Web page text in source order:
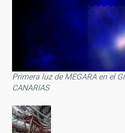
Primera luz de MEGARA en el
CANARIAS